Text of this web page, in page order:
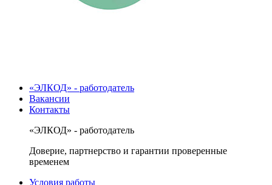
«ЭЛКОД» - работодатель
Вакансии
Контакты
«ЭЛКОД» - работодатель
Доверие, партнерство и гарантии проверенные
временем
Условия работы